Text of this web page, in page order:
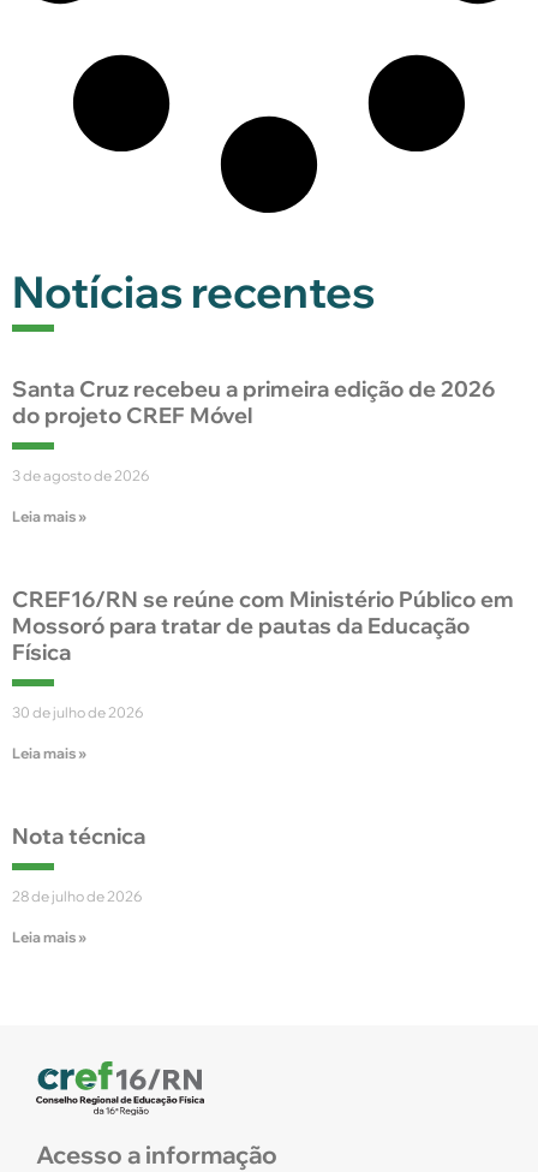
Notícias recentes
Santa Cruz recebeu a primeira edição de 2026
do projeto CREF Móvel
3 de agosto de 2026
Leia mais »
CREF16/RN se reúne com Ministério Público em
Mossoró para tratar de pautas da Educação
Física
30 de julho de 2026
Leia mais »
Nota técnica
28 de julho de 2026
Leia mais »
Acesso a informação